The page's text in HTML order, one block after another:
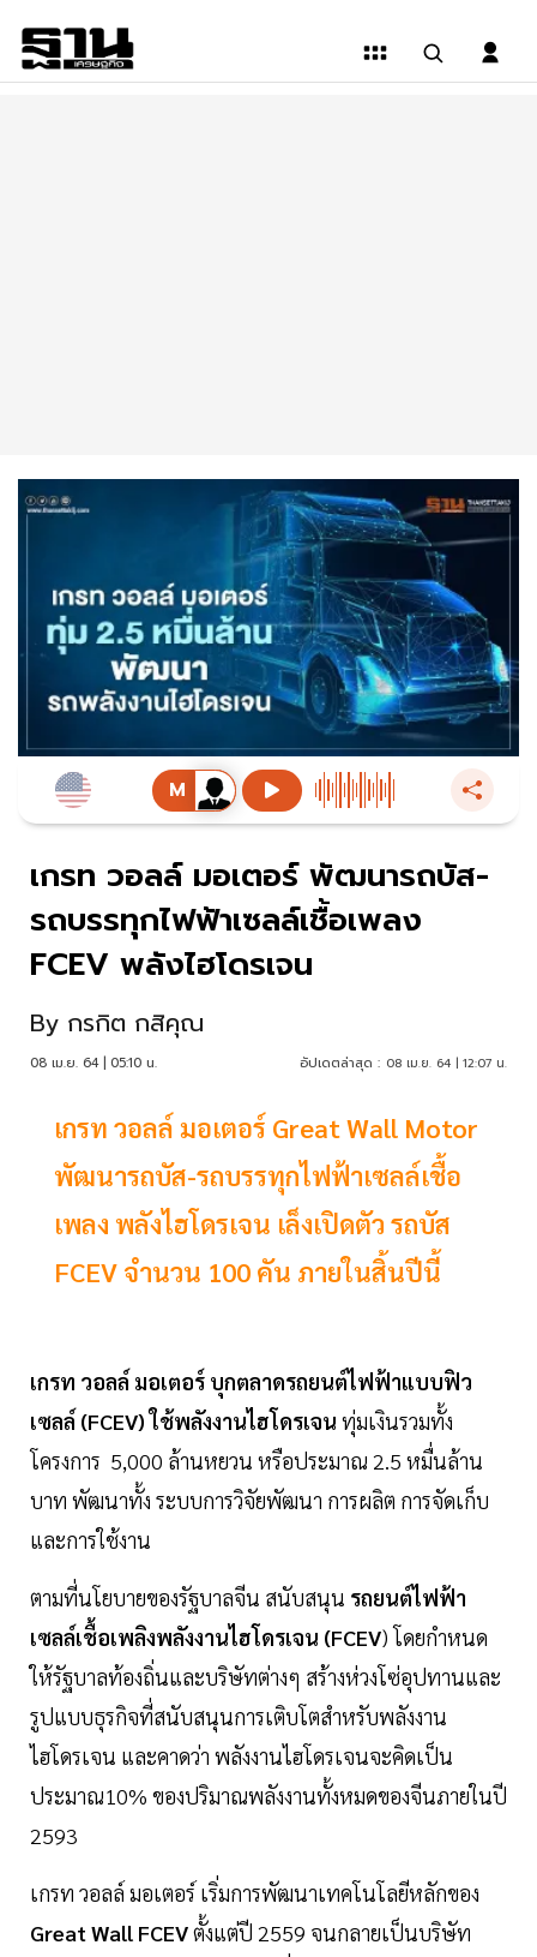
เกรท วอลล์ มอเตอร์ พัฒนารถบัส-
รถบรรทุกไฟฟ้าเซลล์เชื้อเพลง
FCEV พลังไฮโดรเจน
By กรกิต กสิคุณ
08 เม.ย. 64 | 05:10 น. อัปเดตล่าสุด : 08 เม.ย. 64 | 12:07 น.
เกรท วอลล์ มอเตอร์ Great Wall Motor
พัฒนารถบัส-รถบรรทุกไฟฟ้าเซลล์เชื้อ
เพลง พลังไฮโดรเจน เล็งเปิดตัว รถบัส
FCEV จำนวน 100 คัน ภายในสิ้นปีนี้
เกรท วอลล์ มอเตอร์ บุกตลาดรถยนต์ไฟฟ้าแบบฟิว
เซลล์ (FCEV) ใช้พลังงานไฮโดรเจน ทุ่มเงินรวมทั้ง
โครงการ 5,000 ล้านหยวน หรือประมาณ 2.5 หมื่นล้าน
บาท พัฒนาทั้ง ระบบการวิจัยพัฒนา การผลิต การจัดเก็บ
และการใช้งาน
ตามที่นโยบายของรัฐบาลจีน สนับสนุน รถยนต์ไฟฟ้า
เซลล์เชื้อเพลิงพลังงานไฮโดรเจน (FCEV) โดยกำหนด
ให้รัฐบาลท้องถิ่นและบริษัทต่างๆ สร้างห่วงโซ่อุปทานและ
รูปแบบธุรกิจที่สนับสนุนการเติบโตสำหรับพลังงาน
ไฮโดรเจน และคาดว่า พลังงานไฮโดรเจนจะคิดเป็น
ประมาณ10% ของปริมาณพลังงานทั้งหมดของจีนภายในปี
2593
เกรท วอลล์ มอเตอร์ เริ่มการพัฒนาเทคโนโลยีหลักของ
Great Wall FCEVตั้งแต่ปี 2559 จนกลายเป็นบริษัท